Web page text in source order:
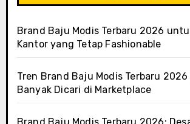
Brand Baju Modis Terbaru 2026
Kantor yang Tetap Fashionable
Tren Brand Baju Modis Terbaru
Banyak Dicari di Marketplace